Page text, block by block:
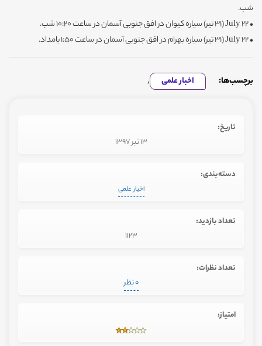
شب.
• 22 July (31 تیر) سیاره کیوان در افق جنوبی آسمان در ساعت 10:20 شب.
• 22 July (31 تیر) سیاره بهرام در افق جنوبی آسمان در ساعت 1:50 بامداد.
برچسب‌ها: اخبار علمی ,
تاریخ:
13 تیر 1397
دسته‌بندی:
اخبار علمی
تعداد بازدید:
1123
تعداد نظرات:
0 نظر
امتیاز: